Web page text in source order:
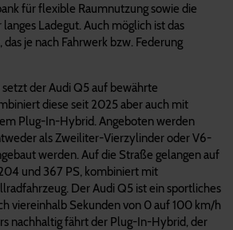
für flexible Raumnutzung sowie die
Ladegut. Auch möglich ist das
je nach Fahrwerk bzw. Federung
der Audi Q5 auf bewährte
diese seit 2025 aber auch mit
Plug-In-Hybrid. Angeboten werden
als Zweiliter-Vierzylinder oder V6-
werden. Auf die Straße gelangen auf
und 367 PS, kombiniert mit
Der Audi Q5 ist ein sportliches
viereinhalb Sekunden von 0 auf 100 km/h
nachhaltig fährt der Plug-In-Hybrid, der